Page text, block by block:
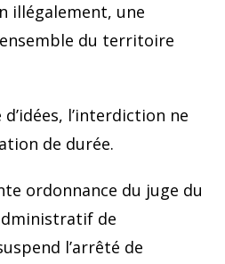
illégalement, une
du territoire
l’interdiction ne
de durée.
ordonnance du juge du
de
l’arrêté de